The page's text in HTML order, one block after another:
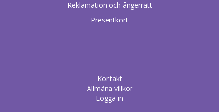
Reklamation och ångerrätt
Presentkort
Kontakt
Allmäna villkor
Logga in